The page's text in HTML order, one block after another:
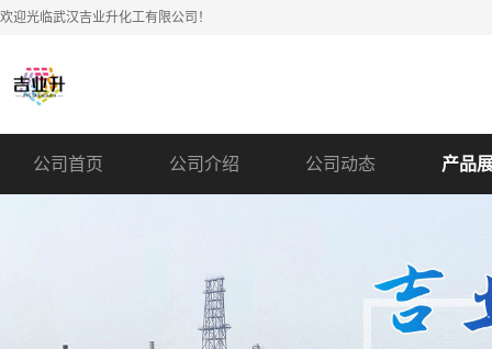
欢迎光临武汉吉业升化工有限公司！
公司首页 公司介绍 公司动态 产品